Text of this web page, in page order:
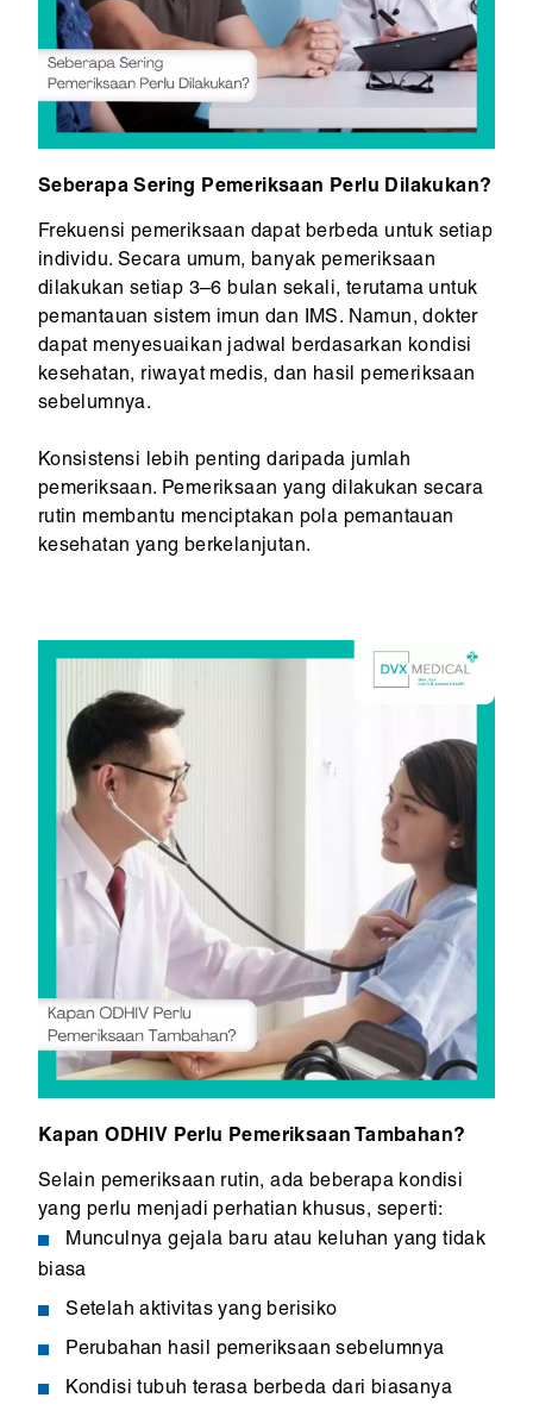
Seberapa Sering Pemeriksaan Perlu Dilakukan?
Frekuensi pemeriksaan dapat berbeda untuk setiap
individu. Secara umum, banyak pemeriksaan
dilakukan setiap 3–6 bulan sekali, terutama untuk
pemantauan sistem imun dan IMS. Namun, dokter
dapat menyesuaikan jadwal berdasarkan kondisi
kesehatan, riwayat medis, dan hasil pemeriksaan
sebelumnya.
Konsistensi lebih penting daripada jumlah
pemeriksaan. Pemeriksaan yang dilakukan secara
rutin membantu menciptakan pola pemantauan
kesehatan yang berkelanjutan.
Kapan ODHIV Perlu Pemeriksaan Tambahan?
Selain pemeriksaan rutin, ada beberapa kondisi
yang perlu menjadi perhatian khusus, seperti:
Munculnya gejala baru atau keluhan yang tidak
biasa
Setelah aktivitas yang berisiko
Perubahan hasil pemeriksaan sebelumnya
Kondisi tubuh terasa berbeda dari biasanya